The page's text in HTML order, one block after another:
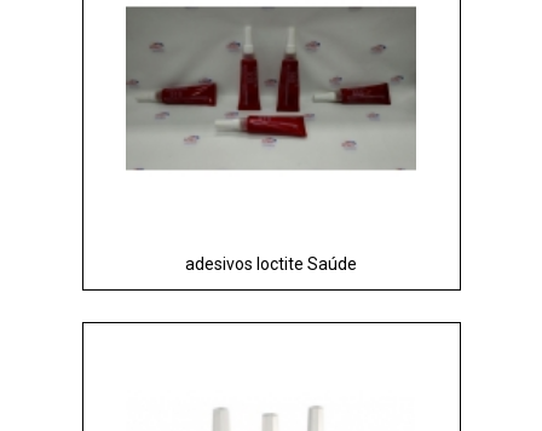
adesivos loctite Saúde